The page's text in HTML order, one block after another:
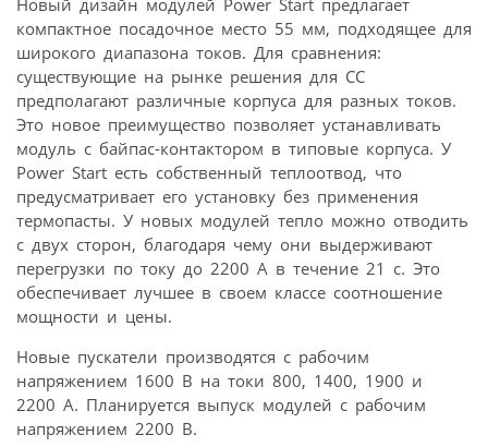
компактное посадочное место 55 мм, подходящее для
широкого диапазона токов. Для сравнения:
существующие на рынке решения для СС
предполагают различные корпуса для разных токов.
Это новое преимущество позволяет устанавливать
модуль с байпас-контактором в типовые корпуса. У
Power Start есть собственный теплоотвод, что
предусматривает его установку без применения
термопасты. У новых модулей тепло можно отводить
с двух сторон, благодаря чему они выдерживают
перегрузки по току до 2200 А в течение 21 с. Это
обеспечивает лучшее в своем классе соотношение
мощности и цены.
Новые пускатели производятся с рабочим
напряжением 1600 В на токи 800, 1400, 1900 и
2200 А. Планируется выпуск модулей с рабочим
напряжением 2200 В.